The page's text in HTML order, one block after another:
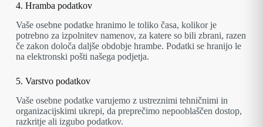
4. Hramba podatkov
Vaše osebne podatke hranimo le toliko časa, kolikor je
potrebno za izpolnitev namenov, za katere so bili zbrani, razen
če zakon določa daljše obdobje hrambe. Podatki se hranijo le
na elektronski pošti našega podjetja.
5. Varstvo podatkov
Vaše osebne podatke varujemo z ustreznimi tehničnimi in
organizacijskimi ukrepi, da preprečimo nepooblaščen dostop,
razkritje ali izgubo podatkov.